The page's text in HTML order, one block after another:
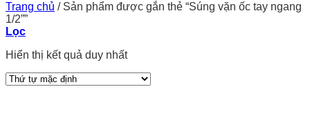
Trang chủ /Sản phẩm được gắn thẻ “Súng vặn ốc tay ngang
1/2””
Lọc
Hiển thị kết quả duy nhất